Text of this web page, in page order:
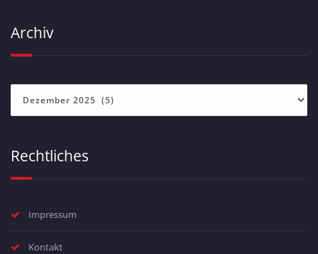
Archiv
Rechtliches
Impressum
Kontakt